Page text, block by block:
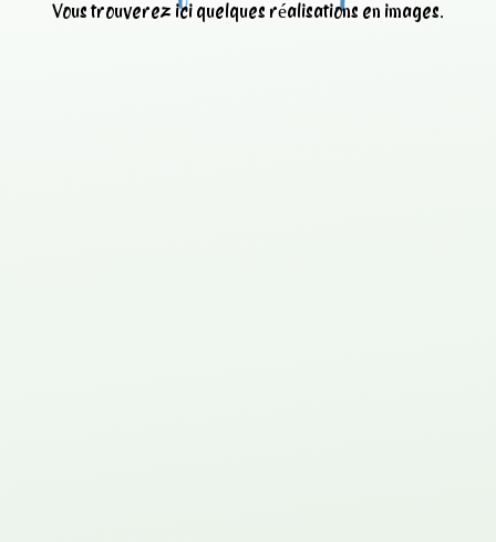
Vous trouverez ici quelques réalisations en images.